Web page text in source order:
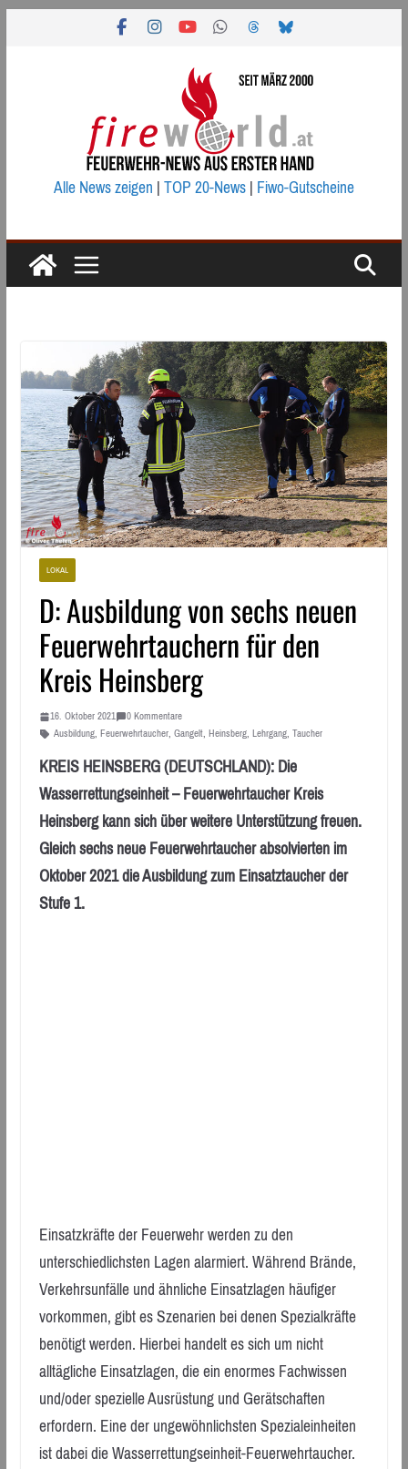
Alle News zeigen|TOP 20-News|Fiwo-Gutscheine
LOKAL
D: Ausbildung von sechs neuen
Feuerwehrtauchern für den
Kreis Heinsberg
16. Oktober 2021
0 Kommentare
Ausbildung, Feuerwehrtaucher, Gangelt, Heinsberg, Lehrgang, Taucher
KREIS HEINSBERG (DEUTSCHLAND): Die
Wasserrettungseinheit – Feuerwehrtaucher Kreis
Heinsberg kann sich über weitere Unterstützung freuen.
Gleich sechs neue Feuerwehrtaucher absolvierten im
Oktober 2021 die Ausbildung zum Einsatztaucher der
Stufe 1.
Einsatzkräfte der Feuerwehr werden zu den
unterschiedlichsten Lagen alarmiert. Während Brände,
Verkehrsunfälle und ähnliche Einsatzlagen häufiger
vorkommen, gibt es Szenarien bei denen Spezialkräfte
benötigt werden. Hierbei handelt es sich um nicht
alltägliche Einsatzlagen, die ein enormes Fachwissen
und/oder spezielle Ausrüstung und Gerätschaften
erfordern. Eine der ungewöhnlichsten Spezialeinheiten
ist dabei die Wasserrettungseinheit-Feuerwehrtaucher.